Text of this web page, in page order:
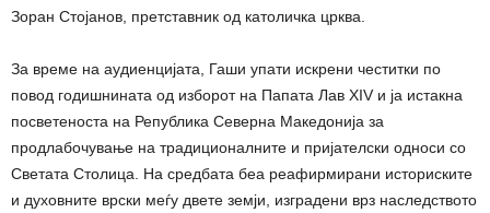
Зоран Стојанов, претставник од католичка црква.
За време на аудиенцијата, Гаши упати искрени честитки по
повод годишнината од изборот на Папата Лав XIV и ја истакна
посветеноста на Република Северна Македонија за
продлабочување на традиционалните и пријателски односи со
Светата Столица. На средбата беа реафирмирани историските
и духовните врски меѓу двете земји, изградени врз наследството